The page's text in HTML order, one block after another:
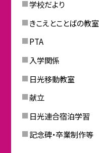
学校だより
きこえとことばの教室
PTA
入学関係
日光移動教室
献立
日光連合宿泊学習
記念碑・卒業制作等